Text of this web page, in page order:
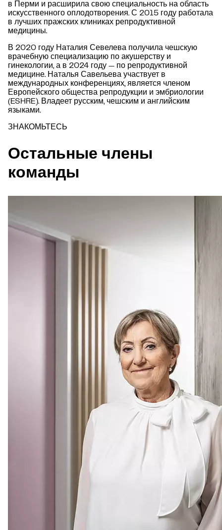
в Перми и расширила свою специальность на область
искусственного оплодотворения. С 2015 году работала
в лучших пражских клиниках репродуктивной
медицины.
В 2020 году Наталия Севелева получила чешскую
врачебную специализацию по акушерству и
гинекологии, а в 2024 году — по репродуктивной
медицине. Наталья Савельева участвует в
международных конференциях, является членом
Европейского общества репродукции и эмбриологии
(ESHRE). Владеет русским, чешским и английским
языками.
ЗНАКОМЬТЕСЬ
Остальные члены
команды